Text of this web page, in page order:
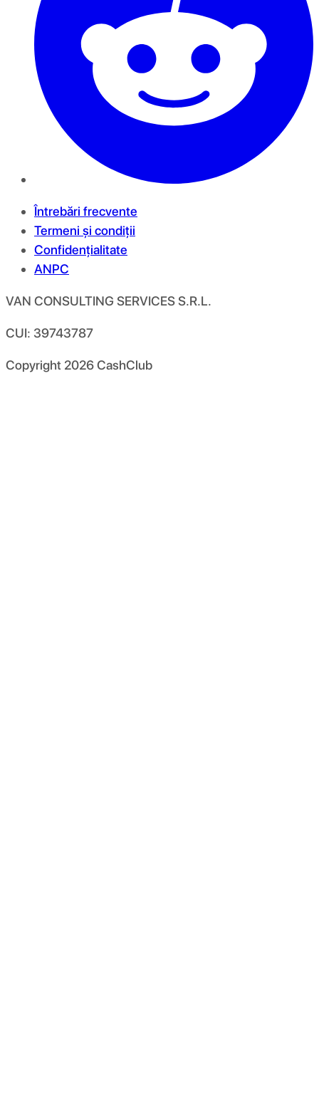
Întrebări frecvente
Termeni și condiții
Confidențialitate
ANPC
VAN CONSULTING SERVICES S.R.L.
CUI: 39743787
Copyright 2026CashClub